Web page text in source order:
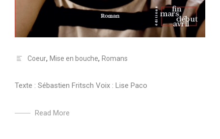
Coeur, Mise en bouche, Romans
Texte : Sébastien Fritsch Voix : Lise Paco
Read More